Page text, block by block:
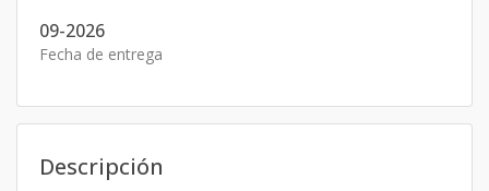
09-2026
Fecha de entrega
Descripción